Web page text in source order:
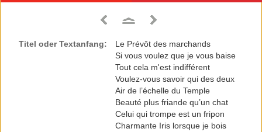
Titel oder Textanfang:
Le Prévôt des marchands
Si vous voulez que je vous baise
Tout cela m'est indifférent
Voulez-vous savoir qui des deux
Air de l’échelle du Temple
Beauté plus friande qu’un chat
Celui qui trompe est un fripon
Charmante Iris lorsque je bois